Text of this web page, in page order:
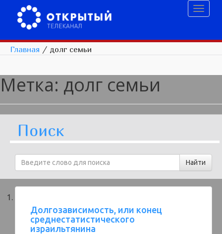
Главная / долг семьи
Метка: долг семьи
Поиск
Долгозависимость, или конец
среднестатистического
израильтянина